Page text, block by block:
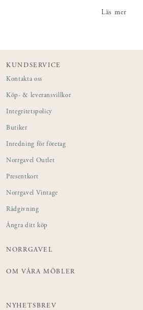
av naturmaterial, i passande mått till
Läs mer
KUNDSERVICE
Kontakta oss
Köp- & leveransvillkor
Integritetspolicy
Butiker
Inredning för företag
Norrgavel Outlet
Presentkort
Norrgavel Vintage
Rådgivning
Ångra ditt köp
NORRGAVEL
OM VÅRA MÖBLER
NYHETSBREV